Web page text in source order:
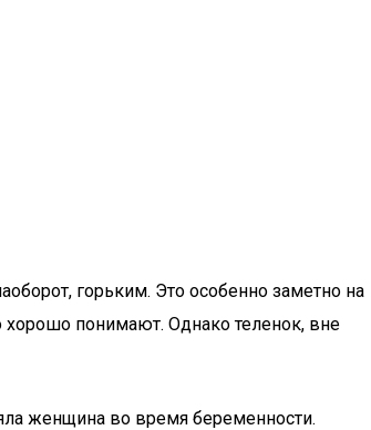
горьким. Это особенно заметно на
хорошо понимают. Однако теленок, вне
женщина во время беременности.